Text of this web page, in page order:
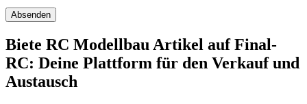
Biete RC Modellbau Artikel auf Final-
RC: Deine Plattform für den Verkauf und
Austausch